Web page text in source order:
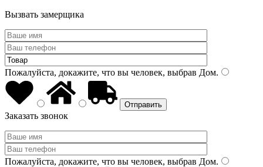
Вызвать замерщика
Пожалуйста, докажите, что вы человек, выбрав Дом.
Заказать звонок
Пожалуйста, докажите, что вы человек, выбрав Дом.